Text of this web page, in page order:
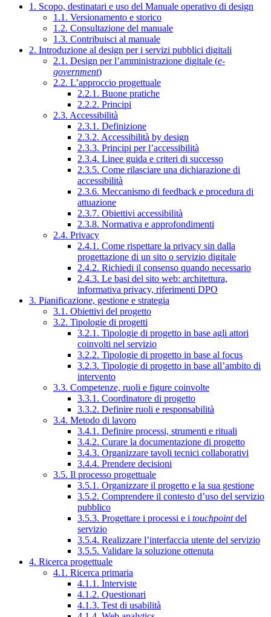
1. Scopo, destinatari e uso del Manuale operativo di design
1.1. Versionamento e storico
1.2. Consultazione del manuale
1.3. Contribuisci al manuale
2. Introduzione al design per i servizi pubblici digitali
2.1. Design per l’amministrazione digitale (e-
government)
2.2. L’approccio progettuale
2.2.1. Buone pratiche
2.2.2. Principi
2.3. Accessibilità
2.3.1. Definizione
2.3.2. Accessibilità by design
2.3.3. Principi per l’accessibilità
2.3.4. Linee guida e criteri di successo
2.3.5. Come rilasciare una dichiarazione di
accessibilità
2.3.6. Meccanismo di feedback e procedura di
attuazione
2.3.7. Obiettivi accessibilità
2.3.8. Normativa e approfondimenti
2.4. Privacy
2.4.1. Come rispettare la privacy sin dalla
progettazione di un sito o servizio digitale
2.4.2. Richiedi il consenso quando necessario
2.4.3. Le basi del sito web: architettura,
informativa privacy, riferimenti DPO
3. Pianificazione, gestione e strategia
3.1. Obiettivi del progetto
3.2. Tipologie di progetti
3.2.1. Tipologie di progetto in base agli attori
coinvolti nel servizio
3.2.2. Tipologie di progetto in base al focus
3.2.3. Tipologie di progetto in base all’ambito di
intervento
3.3. Competenze, ruoli e figure coinvolte
3.3.1. Coordinatore di progetto
3.3.2. Definire ruoli e responsabilità
3.4. Metodo di lavoro
3.4.1. Definire processi, strumenti e rituali
3.4.2. Curare la documentazione di progetto
3.4.3. Organizzare tavoli tecnici collaborativi
3.4.4. Prendere decisioni
3.5. Il processo progettuale
3.5.1. Organizzare il progetto e la sua gestione
3.5.2. Comprendere il contesto d’uso del servizio
pubblico
3.5.3. Progettare i processi e i touchpointdel
servizio
3.5.4. Realizzare l’interfaccia utente del servizio
3.5.5. Validare la soluzione ottenuta
4. Ricerca progettuale
4.1. Ricerca primaria
4.1.1. Interviste
4.1.2. Questionari
4.1.3. Test di usabilità